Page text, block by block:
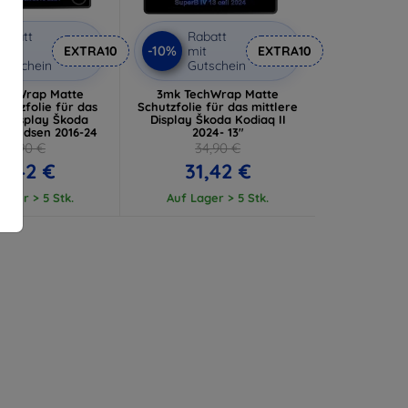
Rabatt
Gutschein
EXTRA10
Matte
für das
Display Škoda
2016-24
34,90 €
31,42 €
> 5 Stk.
-10%
Rabatt
mit
Gutschein
EXTRA10
3mk TechWrap Matte
Schutzfolie für das mittlere
Display Škoda Kodiaq II
2024- 13"
34,90 €
31,42 €
Auf Lager > 5 Stk.